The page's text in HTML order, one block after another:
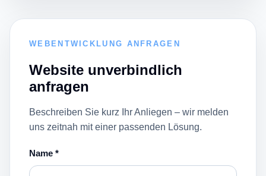
WEBENTWICKLUNG ANFRAGEN
Website unverbindlich
anfragen
Beschreiben Sie kurz Ihr Anliegen – wir melden
uns zeitnah mit einer passenden Lösung.
Name *